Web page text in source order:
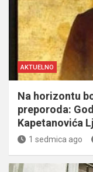
AKTUELNO
Na horizontu
preporoda:
Kapetanovića
1 sedmica ago